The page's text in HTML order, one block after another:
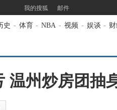
我的搜狐 邮件
史 - 体育 - NBA - 视频 - 娱谈 -
温州炒房团抽